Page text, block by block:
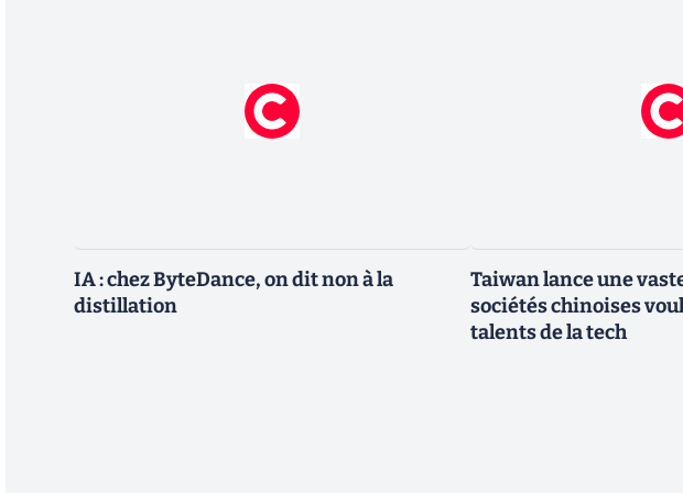
IA : chez ByteDance, on dit non à la
distillation
Taiwan lance une
sociétés chinoises
talents de la tech